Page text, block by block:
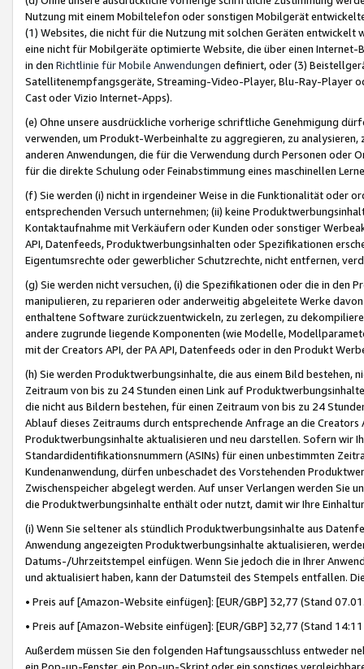
Nutzung mit einem Mobiltelefon oder sonstigen Mobilgerät
(1) Websites, die nicht für die Nutzung mit solchen Geräten
eine nicht für Mobilgeräte optimierte Website, die über einen
in den Richtlinie für Mobile Anwendungen definiert, oder (3)
Satellitenempfangsgeräte, Streaming-Video-Player, Blu-Ray-Player
Cast oder Vizio Internet-Apps).
(e) Ohne unsere ausdrückliche vorherige schriftliche Genehmigung
verwenden, um Produkt-Werbeinhalte zu aggregieren, zu
anderen Anwendungen, die für die Verwendung durch Personen
für die direkte Schulung oder Feinabstimmung eines maschinellen
(f) Sie werden (i) nicht in irgendeiner Weise in die Funktionalität oder
entsprechenden Versuch unternehmen; (ii) keine
Kontaktaufnahme mit Verkäufern oder Kunden oder sonstiger
API, Datenfeeds, Produktwerbungsinhalten oder Spezifikationen
Eigentumsrechte oder gewerblicher Schutzrechte, nicht entfernen,
(g) Sie werden nicht versuchen, (i) die Spezifikationen oder die in
manipulieren, zu reparieren oder anderweitig abgeleitete Werke
enthaltene Software zurückzuentwickeln, zu zerlegen, zu
andere zugrunde liegende Komponenten (wie Modelle,
mit der Creators API, der PA API, Datenfeeds oder in den Produkt
(h) Sie werden Produktwerbungsinhalte, die aus einem Bild bestehen,
Zeitraum von bis zu 24 Stunden einen Link auf
die nicht aus Bildern bestehen, für einen Zeitraum von bis zu 24
Ablauf dieses Zeitraums durch entsprechende Anfrage an die
Produktwerbungsinhalte aktualisieren und neu darstellen. Sofern wir
Standardidentifikationsnummern (ASINs) für einen unbestimmten
Kundenanwendung, dürfen unbeschadet des Vorstehenden
Zwischenspeicher abgelegt werden. Auf unser Verlangen werden Sie
die Produktwerbungsinhalte enthält oder nutzt, damit wir Ihre
(i) Wenn Sie seltener als stündlich Produktwerbungsinhalte aus
Anwendung angezeigten Produktwerbungsinhalte aktualisieren,
Datums-/Uhrzeitstempel einfügen. Wenn Sie jedoch die in Ihrer
und aktualisiert haben, kann der Datumsteil des Stempels entfallen.
• Preis auf [Amazon-Website einfügen]: [EUR/GBP] 32,77 (Stand
• Preis auf [Amazon-Website einfügen]: [EUR/GBP] 32,77 (Stand
Außerdem müssen Sie den folgenden Haftungsausschluss entweder
ein Pop-up-Fenster, ein Pop-up-Skript oder ein sonstiges